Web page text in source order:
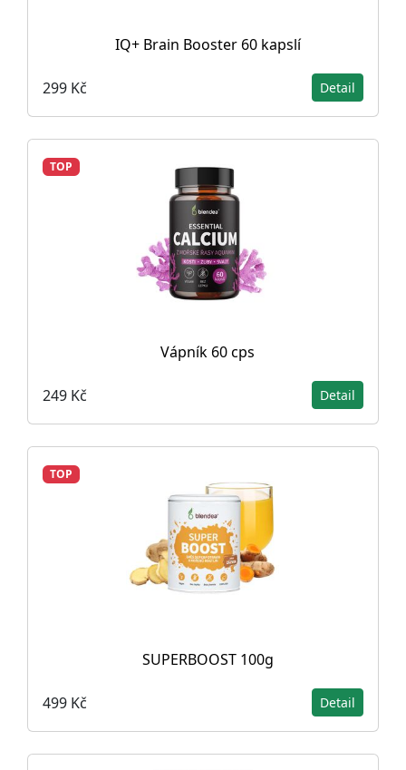
IQ+ Brain Booster 60 kapslí
299 Kč Detail
TOP
Vápník 60 cps
249 Kč Detail
TOP
SUPERBOOST 100g
499 Kč Detail